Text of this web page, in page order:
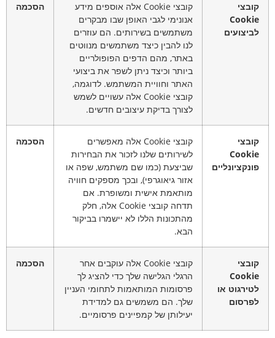
קובצי
Cookie
לביצועים
קובצי Cookie אלה אוספים מידע
אנונימי לגבי האופן שבו מבקרים
משתמשים בשירותים. הם עוזרים
לנו להבין כיצד משתמשים מנווטים
באתר, מהם הדפים הפופולריים
ביותר וכיצד ניתן לשפר את ביצועי
האתר וחוויית המשתמש. לדוגמה,
קובצי Cookie אלה עשויים לשמש
לצורך בדיקת עיצובים חדשים.
הסכמה
קובצי
Cookie
פונקציונליים
קובצי Cookie אלה מאפשרים
לשירותים שלנו לזכור את הבחירות
שביצעת (כמו שם משתמש, שפה או
אזור גיאוגרפי), ובכך מספקים חוויה
מותאמת אישית ומשופרת. אם
תדחה קובצי Cookie אלה, חלק
מהתכונות הללו לא יישמרו בביקור
הבא.
הסכמה
קובצי
Cookie
לטירגוט או
לפרסום
קובצי Cookie אלה עוקבים אחר
הרגלי הגלישה שלך כדי להציג לך
פרסומות המותאמות לתחומי העניין
שלך. הם משמשים גם למדידת
יעילותן של קמפיינים פרסומיים.
הסכמה